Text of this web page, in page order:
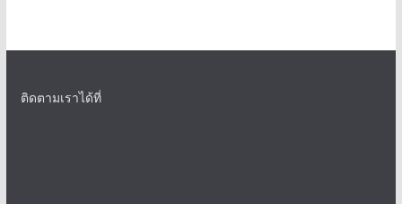
ติดตามเราได้ที่